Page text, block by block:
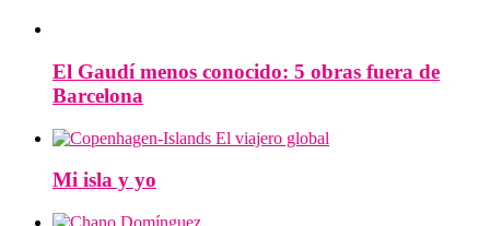
El Gaudí menos conocido: 5 obras fuera de
Barcelona
Mi isla y yo